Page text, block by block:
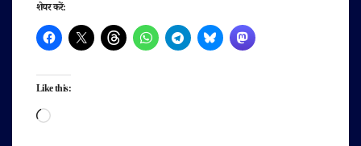
शेयर करें:
Like this:
Loading…